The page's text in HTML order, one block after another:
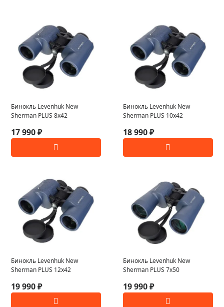
Бинокль Levenhuk New
Sherman PLUS 8x42
17 990 ₽
Бинокль Levenhuk New
Sherman PLUS 10x42
18 990 ₽
Бинокль Levenhuk New
Sherman PLUS 12x42
19 990 ₽
Бинокль Levenhuk New
Sherman PLUS 7x50
19 990 ₽